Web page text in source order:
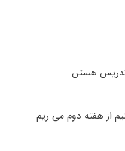
هستن
از هفته دوم می ریم